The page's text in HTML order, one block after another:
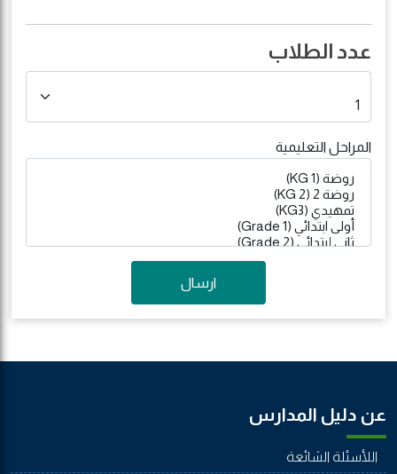
عدد الطلاب
المراحل التعليمية
ارسال
عن دليل المدارس
اللأسئلة الشائعة